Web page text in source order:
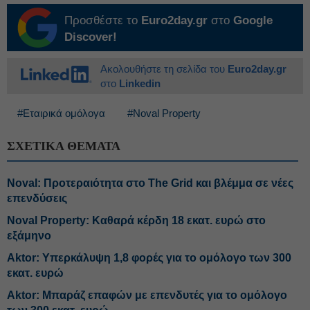
Προσθέστε το Euro2day.gr στο Google
Discover!
Ακολουθήστε τη σελίδα του Euro2day.gr
στο Linkedin
#Εταιρικά ομόλογα #Noval Property
ΣΧΕΤΙΚΑ ΘΕΜΑΤΑ
Noval: Προτεραιότητα στο The Grid και βλέμμα σε νέες
επενδύσεις
Noval Property: Kαθαρά κέρδη 18 εκατ. ευρώ στο
εξάμηνο
Aktor: Υπερκάλυψη 1,8 φορές για το ομόλογο των 300
εκατ. ευρώ
Aktor: Μπαράζ επαφών με επενδυτές για το ομόλογο